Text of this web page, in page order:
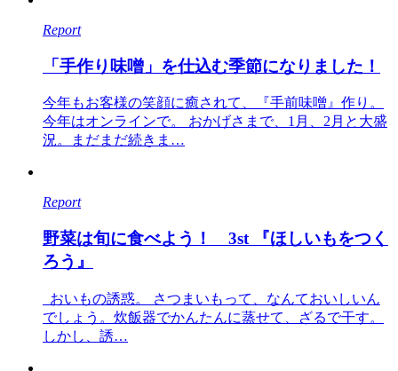
Report
「手作り味噌」を仕込む季節になりました！
今年もお客様の笑顔に癒されて、『手前味噌』作り。
今年はオンラインで。 おかげさまで、1月、2月と大盛
況。まだまだ続きま…
Report
野菜は旬に食べよう！ 3st 『ほしいもをつく
ろう』
おいもの誘惑。 さつまいもって、なんておいしいん
でしょう。炊飯器でかんたんに蒸せて、ざるで干す。
しかし、誘…